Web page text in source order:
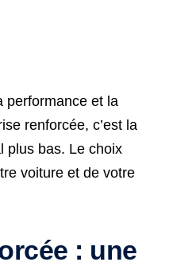
performance et la
renforcée, c’est la
plus bas. Le choix
voiture et de votre
: une